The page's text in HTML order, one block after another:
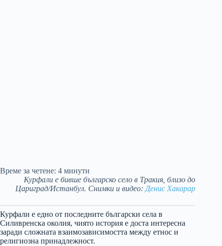
Време за четене: 4 минути
Курфали е бивше българско село в Тракия, близо до
Цариград/Истанбул. Снимки и видео: Денис Хакарар
Курфали е едно от последните български села в
Силивренска околия, чиято история е доста интересна
заради сложната взаимозависимостта между етнос и
религиозна принадлежност.